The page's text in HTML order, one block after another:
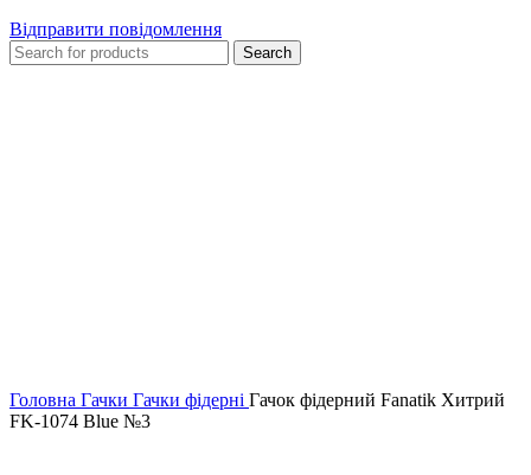
Відправити повідомлення
Search
Головна Гачки Гачки фідерні Гачок фідерний Fanatik Хитрий
FK-1074 Blue №3